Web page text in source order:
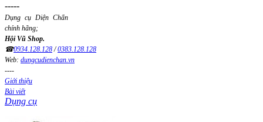
-----
Dụng cụ Diện Chẩn
chính hãng;
Hội Vũ Shop.
☎0934.128.128/0383.128.128
Web: dungcudienchan.vn
----
Giới thiệu
Bài viết
Dụng cụ